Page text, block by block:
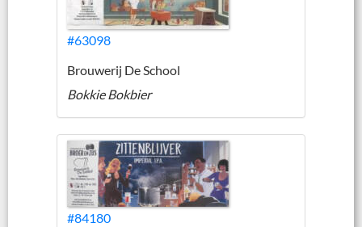
#63098
Brouwerij De School
Bokkie Bokbier
#84180